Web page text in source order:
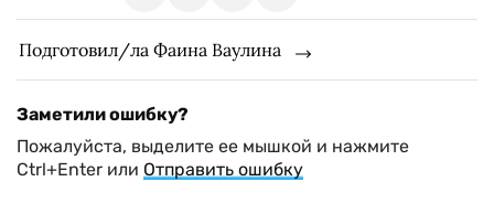
Подготовил/ла Фаина Ваулина
Заметили ошибку?
Пожалуйста, выделите ее мышкой и нажмите
Ctrl+Enter или Отправить ошибку